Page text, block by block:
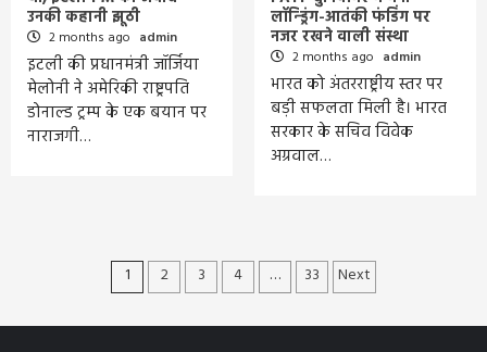
उनकी कहानी झूठी
2 months ago admin
इटली की प्रधानमंत्री जॉर्जिया
मेलोनी ने अमेरिकी राष्ट्रपति
डोनाल्ड ट्रम्प के एक बयान पर
नाराजगी…
लॉन्ड्रिंग-आतंकी फंडिंग पर
नजर रखने वाली संस्था
2 months ago admin
भारत को अंतरराष्ट्रीय स्तर पर
बड़ी सफलता मिली है। भारत
सरकार के सचिव विवेक
अग्रवाल…
Posts
pagination
1 2 3 4 … 33 Next